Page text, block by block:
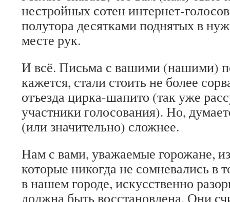
нестройных сотен интернет-
полутора десятками поднятых в
месте рук.
И всё. Письма с вашими (нашими)
кажется, стали стоить не более
отъезда цирка-шапито (так уже
участники голосования). Но,
(или значительно) сложнее.
Нам с вами, уважаемые горожане,
которые никогда не сомневались в
в нашем городе, искусственно
должна быть восстановлена. Они